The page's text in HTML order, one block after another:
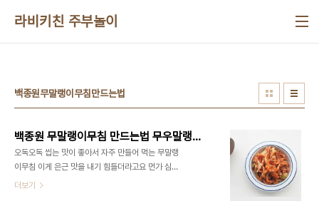
라비키친 주부놀이
백종원무말랭이무침만드는법
백종원 무말랭이무침 만드는법 무우말랭이무침 양념 무말랭이 요리
오독오독 씹는 맛이 좋아서 자주 만들어 먹는 무말랭
이무침 이게 은근 맛을 내기 힘들더라고요 먼가 심심
할 때도 있고 또 어떨 때는 아삭한 식감이 덜한 것 같
더보기